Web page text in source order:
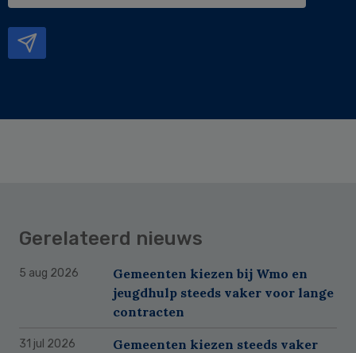
Gerelateerd nieuws
5 aug 2026
Gemeenten kiezen bij Wmo en
jeugdhulp steeds vaker voor lange
contracten
31 jul 2026
Gemeenten kiezen steeds vaker